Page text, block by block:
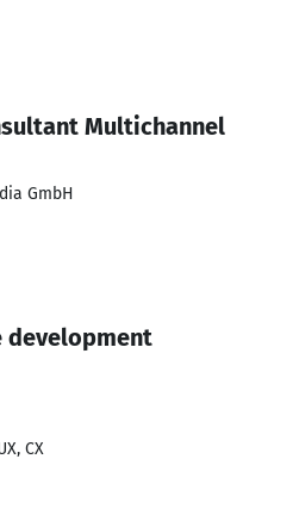
Multichannel
GmbH
development
CX